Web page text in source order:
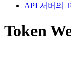
API 서버의
Token